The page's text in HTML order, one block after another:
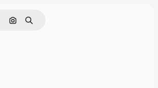
Cerca per immagine
Ricerca